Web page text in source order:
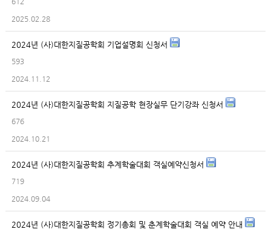
2025.02.28
2024년 (사)대한지질공학회 기업설명회 신청서
593
2024.11.12
2024년 (사)대한지질공학회 지질공학 현장실무 단기강좌 신청서
676
2024.10.21
2024년 (사)대한지질공학회 추계학술대회 객실예약신청서
719
2024.09.04
2024년 (사)대한지질공학회 정기총회 및 춘계학술대회 객실 예약 안내